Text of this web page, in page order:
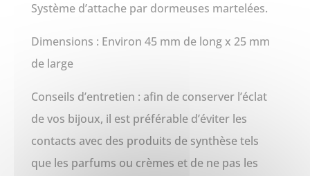
Système d’attache par dormeuses martelées.
Dimensions : Environ 45 mm de long x 25 mm
de large
Conseils d’entretien : afin de conserver l’éclat
de vos bijoux, il est préférable d’éviter les
contacts avec des produits de synthèse tels
que les parfums ou crèmes et de ne pas les